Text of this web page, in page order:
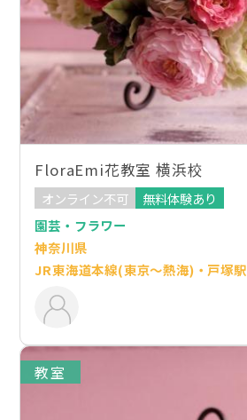
FloraEmi花教室 横浜校
オンライン不可
無料体験あり
園芸・フラワー
神奈川県
JR東海道本線(東京～熱海)・戸塚駅
教室